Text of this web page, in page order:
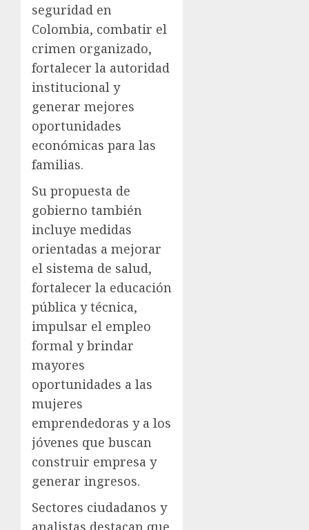
seguridad en
Colombia, combatir el
crimen organizado,
fortalecer la autoridad
institucional y
generar mejores
oportunidades
económicas para las
familias.
Su propuesta de
gobierno también
incluye medidas
orientadas a mejorar
el sistema de salud,
fortalecer la educación
pública y técnica,
impulsar el empleo
formal y brindar
mayores
oportunidades a las
mujeres
emprendedoras y a los
jóvenes que buscan
construir empresa y
generar ingresos.
Sectores ciudadanos y
analistas destacan que